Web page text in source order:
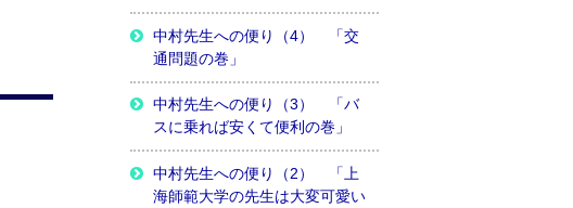
中村先生への便り（4） 「交
通問題の巻」
中村先生への便り（3） 「バ
スに乗れば安くて便利の巻」
中村先生への便り（2） 「上
海師範大学の先生は大変可愛い